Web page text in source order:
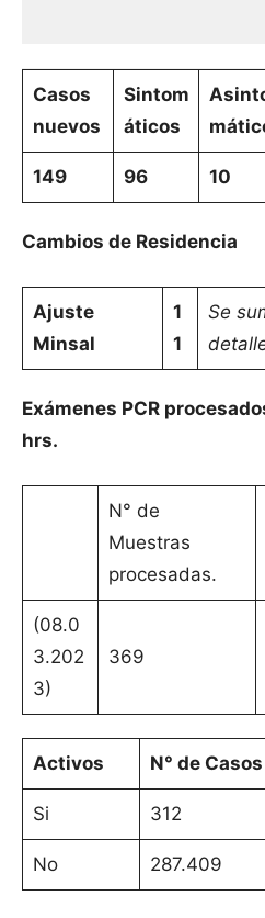
Casos
nuevos
Sintom
áticos
149 96 10
Cambios de Residencia
Ajuste
Minsal
1
1
Se
Exámenes PCR
hrs.
N° de
Muestras
procesadas.
(08.0
3.202
3)
369
Activos N° de Casos
Si 312
No 287.409